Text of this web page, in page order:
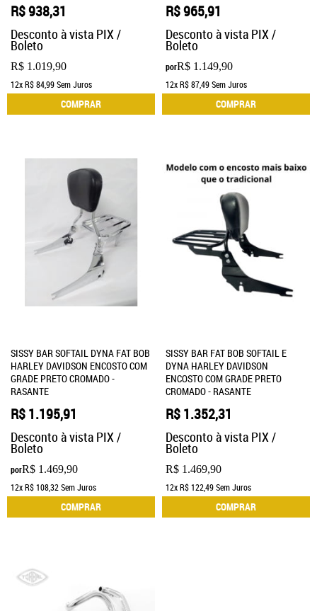
R$ 1.019,90
R$ 938,31
Desconto à vista PIX /
Boleto
12xR$ 84,99Sem Juros
COMPRAR
porR$ 1.149,90
R$ 965,91
Desconto à vista PIX /
Boleto
12xR$ 87,49Sem Juros
COMPRAR
SISSY BAR SOFTAIL DYNA FAT BOB
HARLEY DAVIDSON ENCOSTO COM
GRADE PRETO CROMADO -
RASANTE
porR$ 1.469,90
R$ 1.195,91
Desconto à vista PIX /
Boleto
12xR$ 108,32Sem Juros
COMPRAR
SISSY BAR FAT BOB SOFTAIL E
DYNA HARLEY DAVIDSON
ENCOSTO COM GRADE PRETO
CROMADO - RASANTE
R$ 1.469,90
R$ 1.352,31
Desconto à vista PIX /
Boleto
12xR$ 122,49Sem Juros
COMPRAR